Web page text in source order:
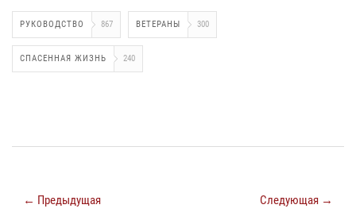
РУКОВОДСТВО 867 ВЕТЕРАНЫ 300
СПАСЕННАЯ ЖИЗНЬ 240
← Предыдущая Следующая →